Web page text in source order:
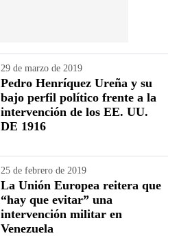
29 de marzo de 2019
Pedro Henríquez Ureña y su
bajo perfil político frente a la
intervención de los EE. UU.
DE 1916
25 de febrero de 2019
La Unión Europea reitera que
“hay que evitar” una
intervención militar en
Venezuela